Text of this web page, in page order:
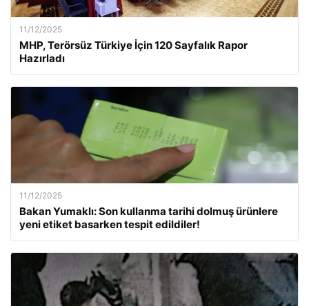
11/12/2025
MHP, Terörsüz Türkiye İçin 120 Sayfalık Rapor
Hazırladı
11/12/2025
Bakan Yumaklı: Son kullanma tarihi dolmuş ürünlere
yeni etiket basarken tespit edildiler!